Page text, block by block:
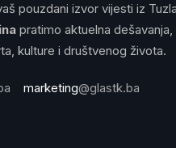
pouzdani izvor vijesti iz
pratimo aktuelna
kulture i društvenog života.
marketing@glastk.ba